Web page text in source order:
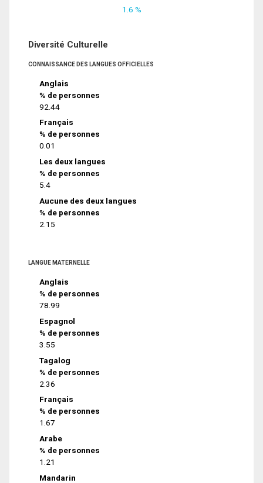
1.6 %
Diversité Culturelle
CONNAISSANCE DES LANGUES OFFICIELLES
Anglais
% de personnes
92.44
Français
% de personnes
0.01
Les deux langues
% de personnes
5.4
Aucune des deux langues
% de personnes
2.15
LANGUE MATERNELLE
Anglais
% de personnes
78.99
Espagnol
% de personnes
3.55
Tagalog
% de personnes
2.36
Français
% de personnes
1.67
Arabe
% de personnes
1.21
Mandarin